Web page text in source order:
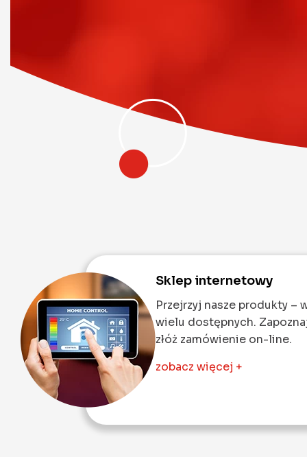
Sklep internetowy
Przejrzyj nasze produkty –
wielu dostępnych.
złóż zamówienie on-line.
zobacz więcej +